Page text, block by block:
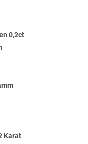
0,2ct
Karat